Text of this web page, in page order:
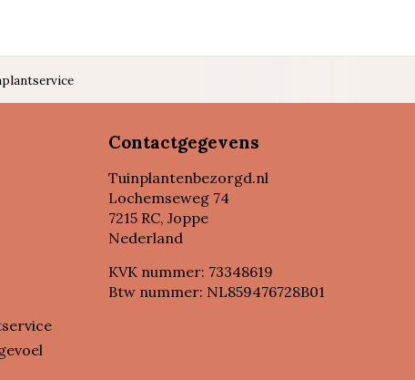
Contactgegevens
Tuinplantenbezorgd.nl
Lochemseweg 74
7215 RC, Joppe
Nederland
KVK nummer: 73348619
Btw nummer: NL859476728B01